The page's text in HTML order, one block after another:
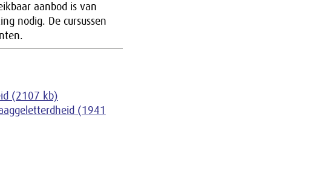
aanbod is van
nodig. De cursussen
(2107 kb)
(1941